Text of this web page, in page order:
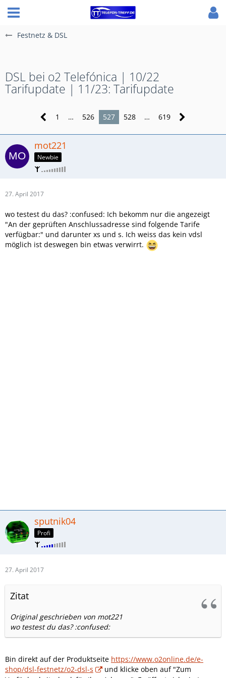
Festnetz & DSL
DSL bei o2 Telefónica | 10/22
Tarifupdate | 11/23: Tarifupdate
1 … 526 527 528 … 619
mot221
Newbie
27. April 2017
wo testest du das? :confused: Ich bekomm nur die angezeigt
"An der geprüften Anschlussadresse sind folgende Tarife
verfügbar:" und darunter xs und s. Ich weiss das kein vdsl
möglich ist deswegen bin etwas verwirrt.
sputnik04
Profi
27. April 2017
Zitat
Original geschrieben von mot221
wo testest du das? :confused:
Bin direkt auf der Produktseite https://www.o2online.de/e-
shop/dsl-festnetz/o2-dsl-s
und klicke oben auf "Zum